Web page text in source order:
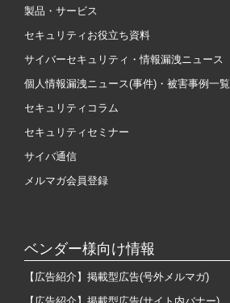
製品・サービス
セキュリティお役立ち資料
サイバーセキュリティ・情報漏洩ニュース
個人情報漏洩ニュース(事件)・被害事例一覧
セキュリティコラム
セキュリティセミナー
サイバ通信
メルマガ会員登録
ベンダー様向け情報
【広告紹介】掲載型広告(号外メルマガ)